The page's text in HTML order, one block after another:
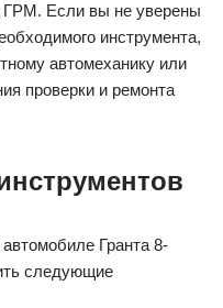
ГРМ. Если вы не уверены
инструмента,
автомеханику или
проверки и ремонта
Гранта 8-
следующие